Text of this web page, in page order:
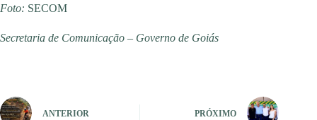
Foto: SECOM
Secretaria de Comunicação – Governo de Goiás
ANTERIOR PRÓXIMO